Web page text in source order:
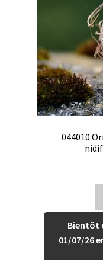
044010
Bientôt
01/07/26